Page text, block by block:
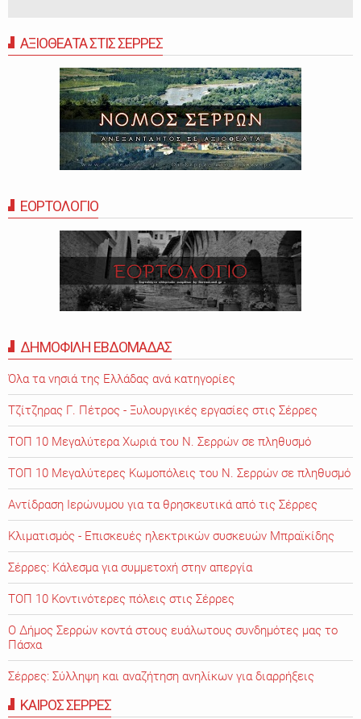
ΑΞΙΟΘΕΑΤΑ ΣΤΙΣ ΣΕΡΡΕΣ
ΕΟΡΤΟΛΟΓΙΟ
ΔΗΜΟΦΙΛΗ ΕΒΔΟΜΑΔΑΣ
Όλα τα νησιά της Ελλάδας ανά κατηγορίες
Τζίτζηρας Γ. Πέτρος - Ξυλουργικές εργασίες στις Σέρρες
ΤΟΠ 10 Μεγαλύτερα Χωριά του Ν. Σερρών σε πληθυσμό
ΤΟΠ 10 Μεγαλύτερες Κωμοπόλεις του Ν. Σερρών σε πληθυσμό
Αντίδραση Ιερώνυμου για τα θρησκευτικά από τις Σέρρες
Κλιματισμός - Επισκευές ηλεκτρικών συσκευών Μπραϊκίδης
Σέρρες: Κάλεσμα για συμμετοχή στην απεργία
ΤΟΠ 10 Κοντινότερες πόλεις στις Σέρρες
Ο Δήμος Σερρών κοντά στους ευάλωτους συνδημότες μας το
Πάσχα
Σέρρες: Σύλληψη και αναζήτηση ανηλίκων για διαρρήξεις
ΚΑΙΡΟΣ ΣΕΡΡΕΣ